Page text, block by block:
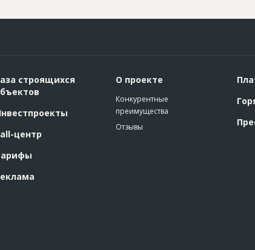
строящихся
центр
О проекте
Конкурентные
преимущества
Отзывы